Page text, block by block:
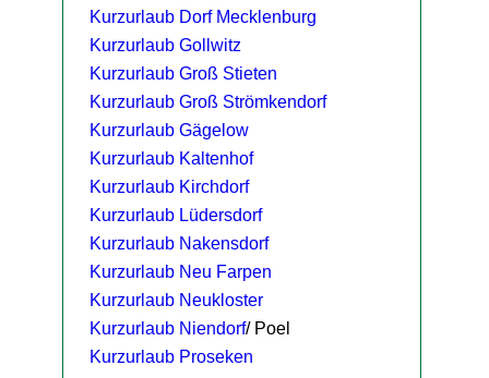
Kurzurlaub Dorf Mecklenburg
Kurzurlaub Gollwitz
Kurzurlaub Groß Stieten
Kurzurlaub Groß Strömkendorf
Kurzurlaub Gägelow
Kurzurlaub Kaltenhof
Kurzurlaub Kirchdorf
Kurzurlaub Lüdersdorf
Kurzurlaub Nakensdorf
Kurzurlaub Neu Farpen
Kurzurlaub Neukloster
Kurzurlaub Niendorf/ Poel
Kurzurlaub Proseken